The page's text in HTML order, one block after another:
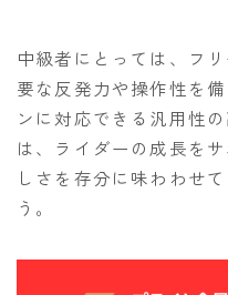
中級者にとっては、フ
要な反発力や操作性を
ンに対応できる汎用性
は、ライダーの成長を
しさを存分に味わわせ
う。